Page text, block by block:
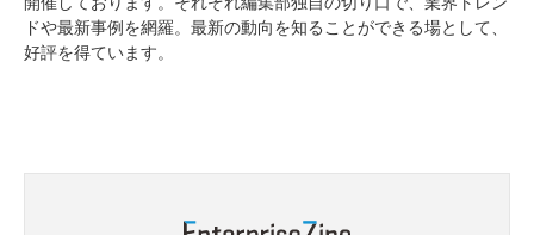
ドや最新事例を網羅。最新の動向を知ることができる場として、
好評を得ています。